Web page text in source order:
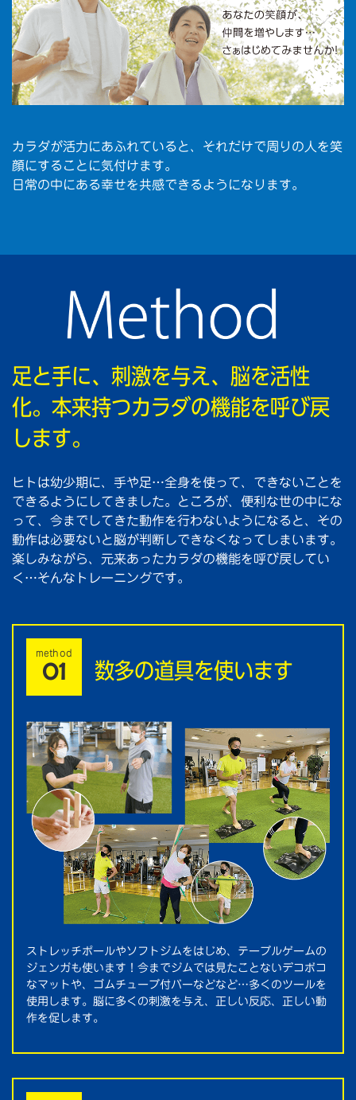
カラダが活力にあふれていると、それだけで周りの人を笑
顔にすることに気付けます。
日常の中にある幸せを共感できるようになります。
足と手に、刺激を与え、脳を活性
化。本来持つカラダの機能を呼び戻
します。
ヒトは幼少期に、手や足…全身を使って、できないことを
できるようにしてきました。ところが、便利な世の中にな
って、今までしてきた動作を行わないようになると、その
動作は必要ないと脳が判断しできなくなってしまいます。
楽しみながら、元来あったカラダの機能を呼び戻してい
く…そんなトレーニングです。
method
01 数多の道具を使います
ストレッチポールやソフトジムをはじめ、テーブルゲームの
ジェンガも使います！今までジムでは見たことないデコボコ
なマットや、ゴムチューブ付バーなどなど…多くのツールを
使用します。脳に多くの刺激を与え、正しい反応、正しい動
作を促します。